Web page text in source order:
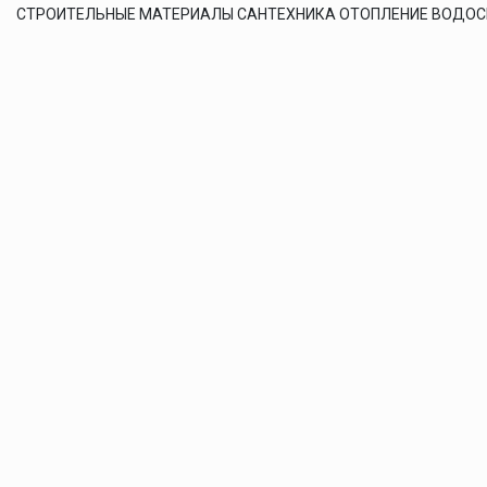
СТРОИТЕЛЬНЫЕ МАТЕРИАЛЫ САНТЕХНИКА ОТОПЛЕНИЕ